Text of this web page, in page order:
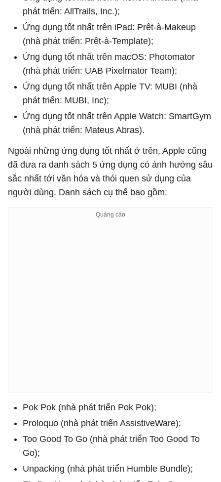
phát triển: AllTrails, Inc.);
Ứng dụng tốt nhất trên iPad: Prêt-à-Makeup
(nhà phát triển: Prêt-à-Template);
Ứng dụng tốt nhất trên macOS: Photomator
(nhà phát triển: UAB Pixelmator Team);
Ứng dụng tốt nhất trên Apple TV: MUBI (nhà
phát triển: MUBI, Inc);
Ứng dụng tốt nhất trên Apple Watch: SmartGym
(nhà phát triển: Mateus Abras).
Ngoài những ứng dụng tốt nhất ở trên, Apple cũng
đã đưa ra danh sách 5 ứng dụng có ảnh hưởng sâu
sắc nhất tới văn hóa và thói quen sử dụng của
người dùng. Danh sách cụ thể bao gồm:
Pok Pok (nhà phát triển Pok Pok);
Proloquo (nhà phát triển AssistiveWare);
Too Good To Go (nhà phát triển Too Good To
Go);
Unpacking (nhà phát triển Humble Bundle);